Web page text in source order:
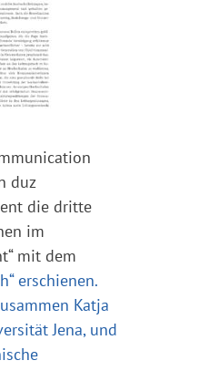
duz
die dritte
im
mit dem
erschienen.
Katja
Jena, und